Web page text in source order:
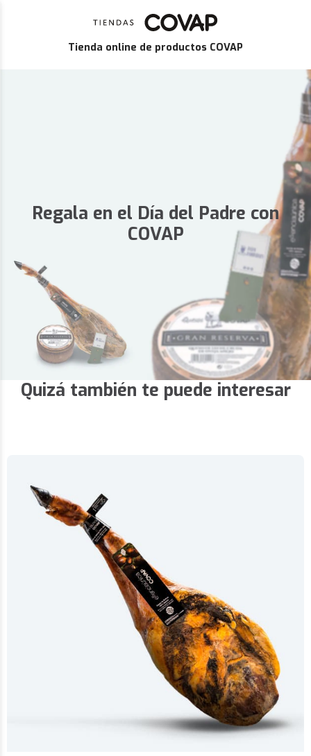
Tienda online de productos COVAP
Regala en el Día del Padre con
COVAP
Quizá también te puede interesar